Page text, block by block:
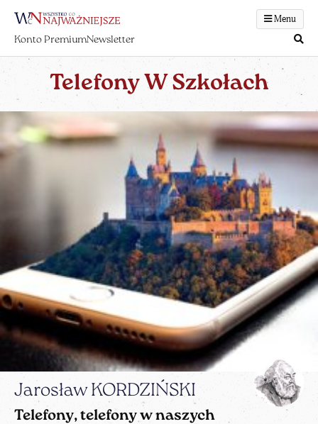
Menu
Konto PremiumNewsletter
Telefony W Szkołach
Jarosław KORDZIŃSKI
Telefony, telefony w naszych